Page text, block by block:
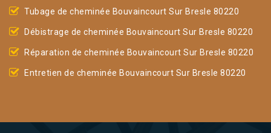
Tubage de cheminée Bouvaincourt Sur Bresle 80220
Débistrage de cheminée Bouvaincourt Sur Bresle 80220
Réparation de cheminée Bouvaincourt Sur Bresle 80220
Entretien de cheminée Bouvaincourt Sur Bresle 80220